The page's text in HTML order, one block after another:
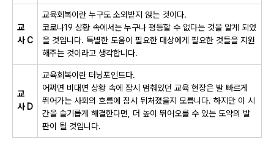
교
사 C
교육회복이란 누구도 소외받지 않는 것이다.
코로나19 상황 속에서는 누구나 평등할 수 없다는 것을 알게 되었
을 것입니다. 특별한 도움이 필요한 대상에게 필요한 것들을 지원
해주는 것이라고 생각합니다.
교
사 D
교육회복이란 터닝포인트다.
어쩌면 비대면 상황 속에 잠시 멈춰있던 교육 현장은 발 빠르게
뛰어가는 사회의 흐름에 잠시 뒤처졌을지 모릅니다. 하지만 이 시
간을 슬기롭게 해결한다면
더 높이 뛰어오를 수 있는 도약의 발
판이 될 것입니다.